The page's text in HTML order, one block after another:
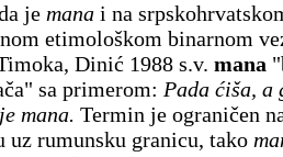
je mana i na
etimološkom binarnom
Dinić 1988 s.v. mana
sa primerom: Pada ćiša, a
mana. Termin je ograničen
uz rumunsku granicu, tako